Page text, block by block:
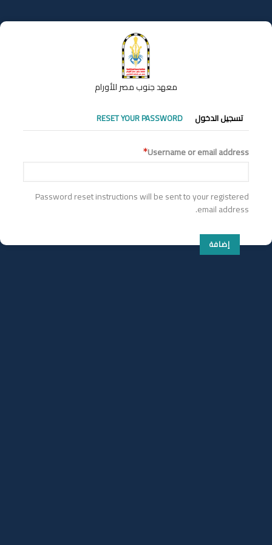
إلى
المحتوى
معهد جنوب مصر للأورام
التبويبات
الأساسية
تسجيل الدخول RESET YOUR PASSWORD
Username or email address
Password reset instructions will be sent to your registered
email address.